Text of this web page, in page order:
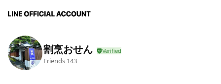
割烹おせん
Friends 143